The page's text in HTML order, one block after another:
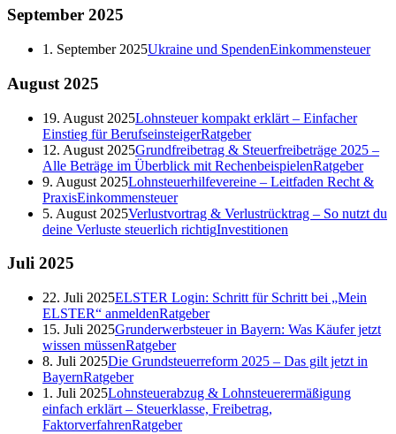
September 2025
1. September 2025Ukraine und SpendenEinkommensteuer
August 2025
19. August 2025Lohnsteuer kompakt erklärt – Einfacher
Einstieg für BerufseinsteigerRatgeber
12. August 2025Grundfreibetrag & Steuerfreibeträge 2025 –
Alle Beträge im Überblick mit RechenbeispielenRatgeber
9. August 2025Lohnsteuerhilfevereine – Leitfaden Recht &
PraxisEinkommensteuer
5. August 2025Verlustvortrag & Verlustrücktrag – So nutzt du
deine Verluste steuerlich richtigInvestitionen
Juli 2025
22. Juli 2025ELSTER Login: Schritt für Schritt bei „Mein
ELSTER“ anmeldenRatgeber
15. Juli 2025Grunderwerbsteuer in Bayern: Was Käufer jetzt
wissen müssenRatgeber
8. Juli 2025Die Grundsteuerreform 2025 – Das gilt jetzt in
BayernRatgeber
1. Juli 2025Lohnsteuerabzug & Lohnsteuerermäßigung
einfach erklärt – Steuerklasse, Freibetrag,
FaktorverfahrenRatgeber